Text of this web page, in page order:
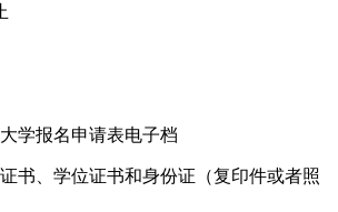
学报名申请表电子档
证书、学位证书和身份证（复印件或者照